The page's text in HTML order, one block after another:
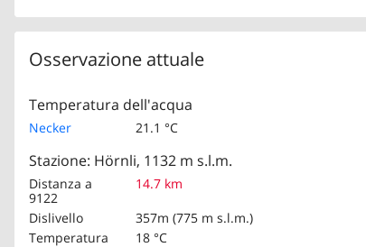
Osservazione attuale
Temperatura dell'acqua
Necker 21.1 °C
Stazione: Hörnli, 1132 m s.l.m.
Distanza a
9122
14.7 km
Dislivello
357m (775 m s.l.m.)
Temperatura
18 °C